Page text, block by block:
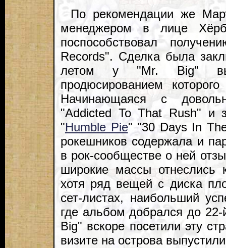
По рекомендации же
менеджером в лице
поспособствовал
Records". Сделка была
летом у "Mr. Big"
продюсированием
Начинающаяся с
"Addicted To That Rush" и
"Humble Pie" "30 Days In
рокешников содержала и
в рок-сообществе о ней
широкие массы отнеслись
хотя ряд вещей с диска
сет-листах, наибольший
где альбом добрался до
Big" вскоре посетили эту
визите на острова